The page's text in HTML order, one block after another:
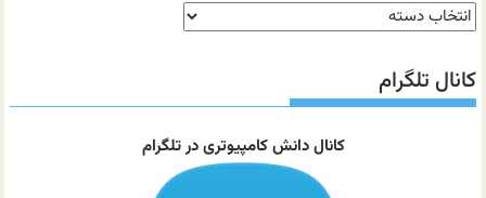
دسته‌بندی
مطالب
سایت
کانال تلگرام
کانال دانش کامپیوتری در تلگرام